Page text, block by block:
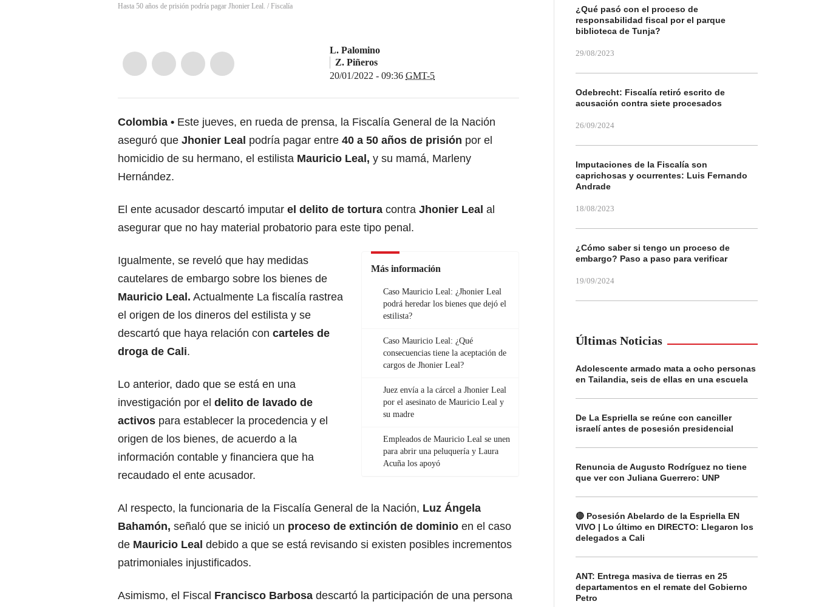
Hasta 50 años de prisión podría pagar Jhonier Leal. / Fiscalía
L. Palomino
Z. Piñeros
20/01/2022 - 09:36 GMT-5
Colombia
Este jueves, en rueda de prensa, la Fiscalía General de la Nación
aseguró que Jhonier Leal podría pagar entre 40 a 50 años de prisión por el
homicidio de su hermano, el estilista Mauricio Leal, y su mamá, Marleny
Hernández.
El ente acusador descartó imputar el delito de tortura contra Jhonier Leal al
asegurar que no hay material probatorio para este tipo penal.
Más información
Caso Mauricio Leal: ¿Jhonier Leal
podrá heredar los bienes que dejó el
estilista?
Caso Mauricio Leal: ¿Qué
consecuencias tiene la aceptación de
cargos de Jhonier Leal?
Juez envía a la cárcel a Jhonier Leal
por el asesinato de Mauricio Leal y
su madre
Empleados de Mauricio Leal se unen
para abrir una peluquería y Laura
Acuña los apoyó
Igualmente, se reveló que hay medidas
cautelares de embargo sobre los bienes de
Mauricio Leal. Actualmente La fiscalía rastrea
el origen de los dineros del estilista y se
descartó que haya relación con carteles de
droga de Cali.
Lo anterior, dado que se está en una
investigación por el delito de lavado de
activos para establecer la procedencia y el
origen de los bienes, de acuerdo a la
información contable y financiera que ha
recaudado el ente acusador.
Al respecto, la funcionaria de la Fiscalía General de la Nación, Luz Ángela
Bahamón, señaló que se inició un proceso de extinción de dominio en el caso
de Mauricio Leal debido a que se está revisando si existen posibles incrementos
patrimoniales injustificados.
Asimismo, el Fiscal Francisco Barbosa descartó la participación de una persona
¿Qué pasó con el proceso de
responsabilidad fiscal por el parque
biblioteca de Tunja?
29/08/2023
Odebrecht: Fiscalía retiró escrito de
acusación contra siete procesados
26/09/2024
Imputaciones de la Fiscalía son
caprichosas y ocurrentes: Luis Fernando
Andrade
18/08/2023
¿Cómo saber si tengo un proceso de
embargo? Paso a paso para verificar
19/09/2024
Últimas Noticias
Adolescente armado mata a ocho personas
en Tailandia, seis de ellas en una escuela
De La Espriella se reúne con canciller
israelí antes de posesión presidencial
Renuncia de Augusto Rodríguez no tiene
que ver con Juliana Guerrero: UNP
🔴 Posesión Abelardo de la Espriella EN
VIVO | Lo último en DIRECTO: Llegaron los
delegados a Cali
ANT: Entrega masiva de tierras en 25
departamentos en el remate del Gobierno
Petro